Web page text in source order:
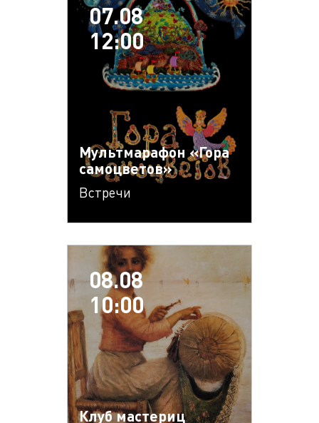
07.08
12:00
Мультмарафон «Гора
самоцветов»
Встречи
08.08
10:00
Клуб мастериц